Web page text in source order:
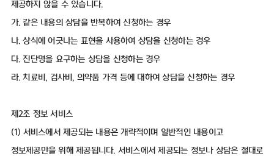
제공하지 않을 수 있습니다.
가. 같은 내용의 상담을 반복하여 신청하는 경우
나. 상식에 어긋나는 표현을 사용하여 상담을 신청하는 경우
다. 진단명을 요구하는 상담을 신청하는 경우
라. 치료비, 검사비, 의약품 가격 등에 대하여 상담을 신청하는 경우
제2조 정보 서비스
(1) 서비스에서 제공되는 내용은 개략적이며 일반적인 내용이고
정보제공만을 위해 제공됩니다. 서비스에서 제공되는 정보나 상담은 절대로